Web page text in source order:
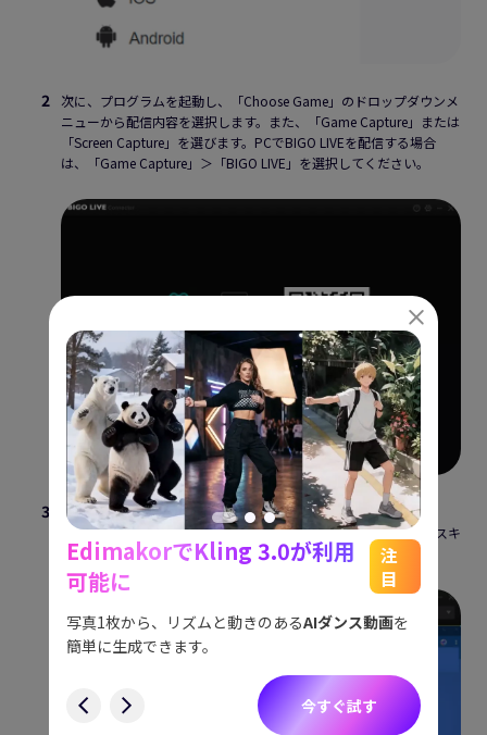
次に、プログラムを起動し、「Choose Game」のドロップダウンメ
ニューから配信内容を選択します。また、「Game Capture」または
「Screen Capture」を選びます。PCでBIGO LIVEを配信する場合
は、「Game Capture」＞「BIGO LIVE」を選択してください。
設定内容を入力したら、画面中央の「LIVE」アイコンをクリック
し、「PC」を選択します。その後、スマホアプリでQRコードをスキ
ャンすれば、PCからのライブ配信を開始できます。
EdimakorでKling 3.0が利用
可能に
注
目
写真1枚から、リズムと動きのあるAIダンス動画を
簡単に生成できます。
今すぐ試す
アイ
ョッ
にも